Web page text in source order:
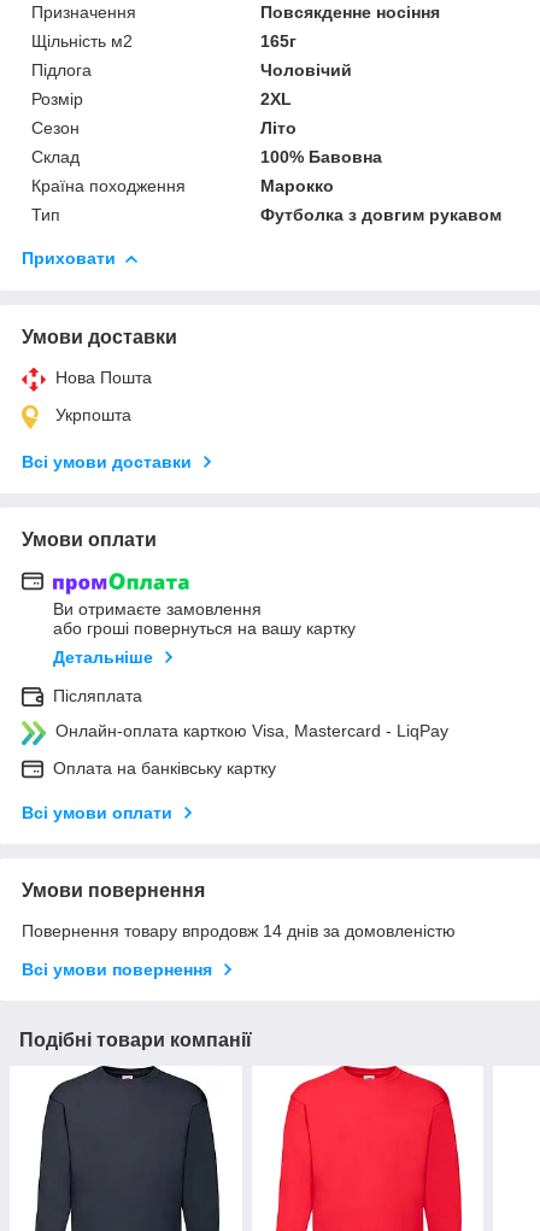
Призначення
Повсякденне носіння
Щільність м2
165г
Підлога
Чоловічий
Розмір
2XL
Сезон
Літо
Склад
100% Бавовна
Країна походження
Марокко
Тип
Футболка з довгим рукавом
Приховати
Умови доставки
Нова Пошта
Укрпошта
Всі умови доставки
Умови оплати
Ви отримаєте замовлення
або гроші повернуться на вашу картку
Детальніше
Післяплата
Онлайн-оплата карткою Visa, Mastercard - LiqPay
Оплата на банківську картку
Всі умови оплати
Умови повернення
Повернення товару впродовж 14 днів за домовленістю
Всі умови повернення
Подібні товари компанії